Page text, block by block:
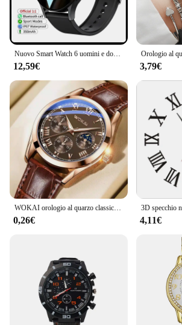
Nuovo Smart Watch 6 uomini e donne schermo da 1,44 pollici chiamata Bluetooth monitoraggio della salute della frequenza cardiaca per aggiornamenti Sunxing Wacthes 6 Pro
12,59€ 3,79€
0,26€ 4,11€